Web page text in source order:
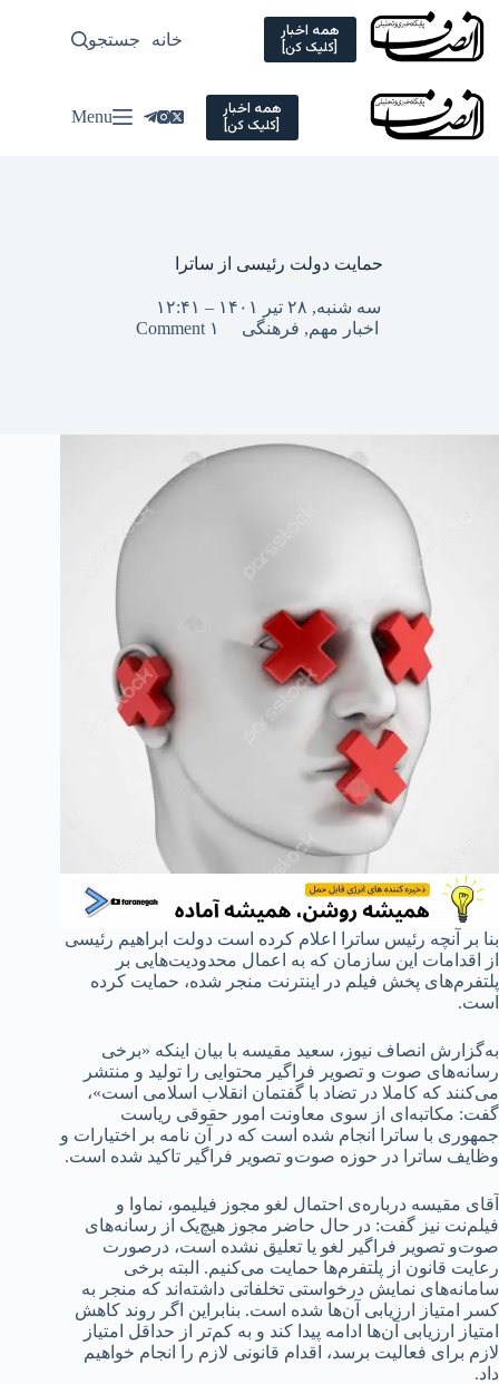
Skip
content
همه اخبار
[کلیک کن] خانه سیاسی
جستجو
همه اخبار
[کلیک کن] Menu
حمایت دولت رئیسی از ساترا
سه شنبه, ۲۸ تیر ۱۴۰۱ – ۱۲:۴۱
اخبار مهم, فرهنگی ۱ Comment
بنا بر آنچه رئیس ساترا اعلام کرده است دولت ابراهیم رئیسی
از اقدامات این سازمان که به اعمال محدودیت‌هایی بر
پلتفرم‌های پخش فیلم در اینترنت منجر شده، حمایت کرده
است.
به‌گزارش انصاف نیوز، سعید مقیسه با بیان اینکه «برخی
رسانه‌های صوت و تصویر فراگیر محتوایی را تولید و منتشر
می‌کنند که کاملا در تضاد با گفتمان انقلاب اسلامی است»،
گفت: مکاتبه‌ای از سوی معاونت امور حقوقی ریاست
جمهوری با ساترا انجام شده است که در آن نامه بر اختیارات و
وظایف ساترا در حوزه صوت‌و تصویر فراگیر تاکید شده است.
آقای مقیسه درباره‌ی احتمال لغو مجوز فیلیمو، نماوا و
فیلم‌نت نیز گفت: در حال حاضر مجوز هیچ‌یک از رسانه‌های
صوت‌و تصویر فراگیر لغو یا تعلیق نشده است، درصورت
رعایت قانون از پلتفرم‌ها حمایت می‌کنیم. البته برخی
سامانه‌های نمایش درخواستی تخلفاتی داشته‌اند که منجر به
کسر امتیاز ارزیابی آن‌ها شده است. بنابراین اگر روند کاهش
امتیاز ارزیابی آن‌ها ادامه پیدا کند و به کم‌تر از حداقل امتیاز
لازم برای فعالیت برسد، اقدام قانونی لازم را انجام خواهیم
داد.